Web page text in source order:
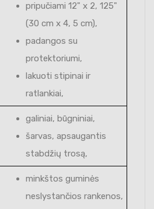
pripučiami 12" x 2, 125"
(30 cm x 4, 5 cm),
padangos su
protektoriumi,
lakuoti stipinai ir
ratlankiai,
galiniai, būgniniai,
šarvas, apsaugantis
stabdžių trosą,
minkštos guminės
neslystančios rankenos,